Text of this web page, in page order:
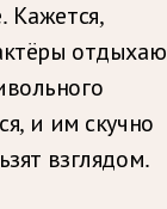
Кажется,
и им скучно
взглядом.